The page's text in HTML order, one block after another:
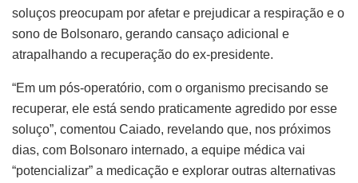
soluços preocupam por afetar e prejudicar a respiração e o
sono de Bolsonaro, gerando cansaço adicional e
atrapalhando a recuperação do ex-presidente.
“Em um pós-operatório, com o organismo precisando se
recuperar, ele está sendo praticamente agredido por esse
soluço”, comentou Caiado, revelando que, nos próximos
dias, com Bolsonaro internado, a equipe médica vai
“potencializar” a medicação e explorar outras alternativas